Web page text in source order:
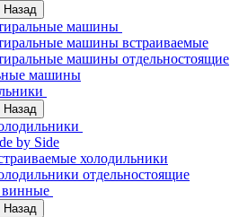
Назад
машины
машины встраиваемые
машины отдельностоящие
машины
Назад
by Side
холодильники
отдельностоящие
Назад